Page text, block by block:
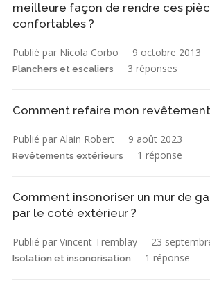
meilleure façon de rendre ces
confortables ?
Publié par Nicola Corbo 9 octobre 2013
Planchers et escaliers 3 réponses
Comment refaire mon
Publié par Alain Robert 9 août 2023
Revêtements extérieurs 1 réponse
Comment insonoriser un mur de
par le coté extérieur ?
Publié par Vincent Tremblay 23
Isolation et insonorisation 1 réponse